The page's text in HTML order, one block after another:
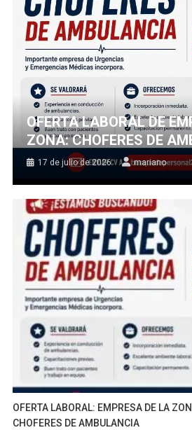
OFERTA LABORAL DE
ZONA: CHOFERES DE
17 de julio de 2026 mariano
OFERTA LABORAL: EMPRESA DE LA
CHOFERES DE AMBULANCIA